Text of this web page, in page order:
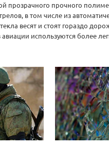
прозрачного прочного
в том числе из
весят и стоят гораздо
используются более